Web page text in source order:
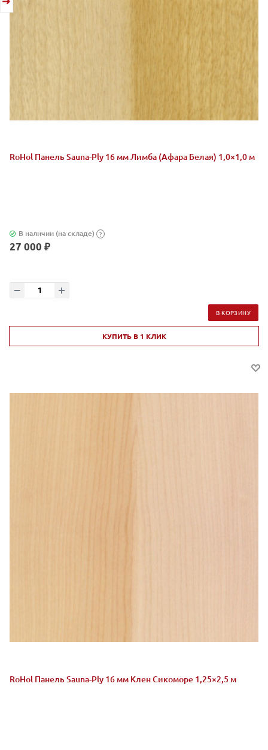
RoHol Панель Sauna-Ply 16 мм Лимба (Афара Белая) 1,0×1,0 м
В наличии (на складе) ?
27 000 ₽
В КОРЗИНУ
КУПИТЬ В 1 КЛИК
RoHol Панель Sauna-Ply 16 мм Клен Сикоморе 1,25×2,5 м